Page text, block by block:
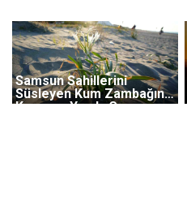
Samsun Sahillerini
Süsleyen Kum Zambağını
Koparan Yandı: Cezası